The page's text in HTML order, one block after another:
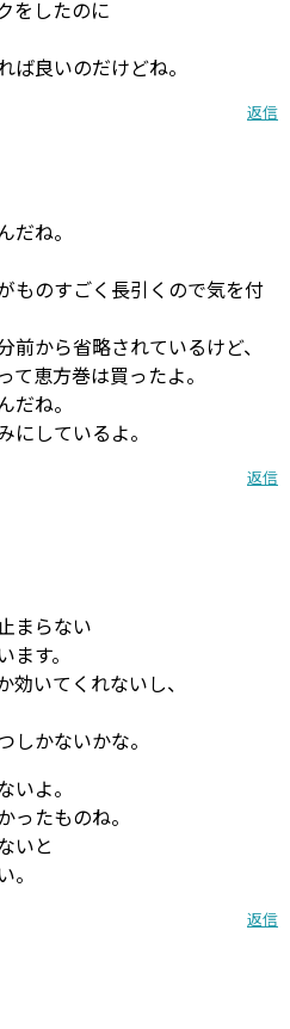
をしたのに
ば良いのだけどね。
返信
だね。
ものすごく長引くので気を付
から省略されているけど、
恵方巻は買ったよ。
だね。
にしているよ。
返信
まらない
す。
いてくれないし、
しかないかな。
いよ。
ったものね。
いと
返信